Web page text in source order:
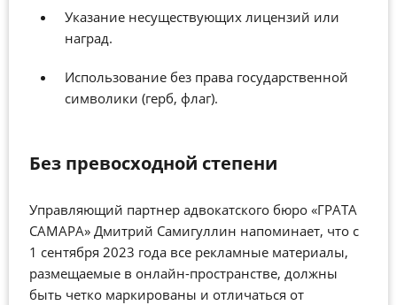
Указание несуществующих лицензий или
наград.
Использование без права государственной
символики (герб, флаг).
Без превосходной степени
Управляющий партнер адвокатского бюро «ГРАТА
САМАРА» Дмитрий Самигуллин напоминает, что с
1 сентября 2023 года все рекламные материалы,
размещаемые в онлайн-пространстве, должны
быть четко маркированы и отличаться от